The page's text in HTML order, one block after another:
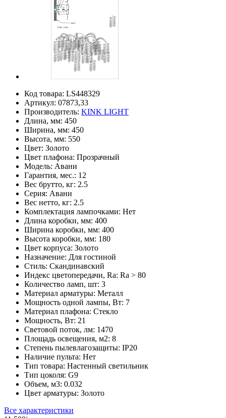
Код товара: LS448329
Артикул: 07873,33
Производитель: KINK LIGHT
Длина, мм: 450
Ширина, мм: 450
Высота, мм: 550
Цвет: Золото
Цвет плафона: Прозрачный
Модель: Авани
Гарантия, мес.: 12
Вес брутто, кг: 2.5
Серия: Авани
Вес нетто, кг: 2.5
Комплектация лампочками: Нет
Длина коробки, мм: 400
Ширина коробки, мм: 400
Высота коробки, мм: 180
Цвет корпуса: Золото
Назначение: Для гостиной
Стиль: Скандинавский
Индекс цветопередачи, Ra: Ra > 80
Количество ламп, шт: 3
Материал арматуры: Металл
Мощность одной лампы, Вт: 7
Материал плафона: Стекло
Мощность, Вт: 21
Световой поток, лм: 1470
Площадь освещения, м2: 8
Степень пылевлагозащиты: IP20
Наличие пульта: Нет
Тип товара: Настенный светильник
Тип цоколя: G9
Объем, м3: 0.032
Цвет арматуры: Золото
Все характеристики